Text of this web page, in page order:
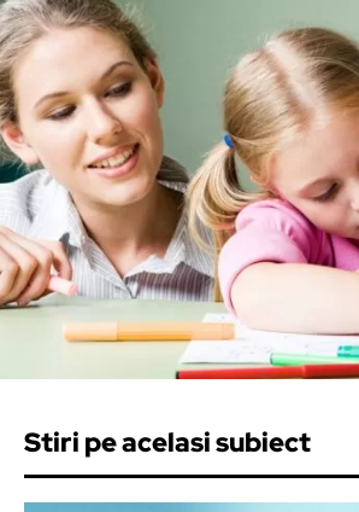
Stiri pe acelasi subiect